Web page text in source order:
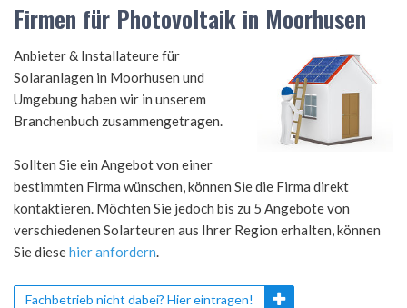
Firmen für Photovoltaik in Moorhusen
Anbieter & Installateure für
Solaranlagen in Moorhusen und
Umgebung haben wir in unserem
Branchenbuch zusammengetragen.
Sollten Sie ein Angebot von einer
bestimmten Firma wünschen, können Sie die Firma direkt
kontaktieren. Möchten Sie jedoch bis zu 5 Angebote von
verschiedenen Solarteuren aus Ihrer Region erhalten, können
Sie diesehier anfordern.
Fachbetrieb nicht dabei? Hier eintragen!